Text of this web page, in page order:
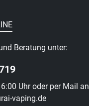
Beratung unter:
Uhr oder per Mail
vaping.de